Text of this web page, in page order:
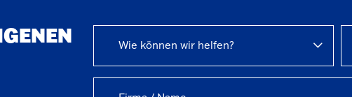
Wie können wir helfen?